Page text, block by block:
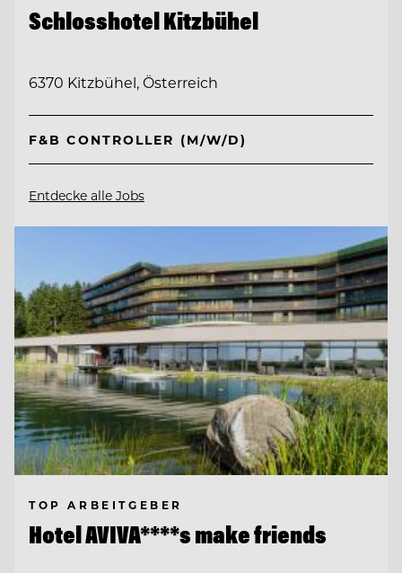
Schlosshotel Kitzbühel
6370 Kitzbühel, Österreich
F&B CONTROLLER (M/W/D)
Entdecke alle Jobs
TOP ARBEITGEBER
Hotel AVIVA****s make friends